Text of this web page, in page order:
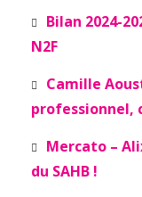
Bilan 2024-
N2F
Camille
professionnel,
Mercato –
du SAHB !